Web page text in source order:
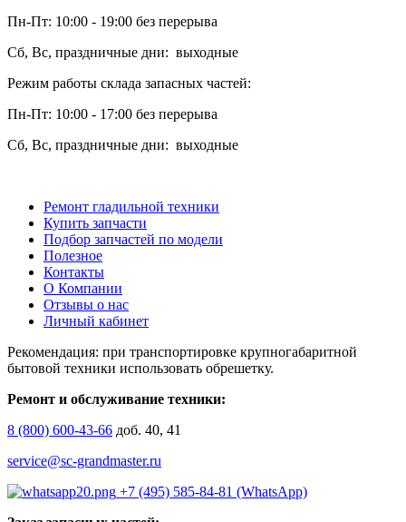
Пн-Пт: 10:00 - 19:00 без перерыва
Сб, Вс, праздничные дни: выходные
Режим работы склада запасных частей:
Пн-Пт: 10:00 - 17:00 без перерыва
Сб, Вс, праздничные дни: выходные
Ремонт гладильной техники
Купить запчасти
Подбор запчастей по модели
Полезное
Контакты
О Компании
Отзывы о нас
Личный кабинет
Рекомендация: при транспортировке крупногабаритной
бытовой техники использовать обрешетку.
Ремонт и обслуживание техники:
8 (800) 600-43-66 доб. 40, 41
service@sc-grandmaster.ru
+7 (495) 585-84-81 (WhatsApp)